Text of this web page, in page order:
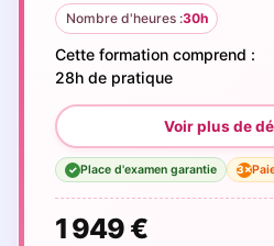
Nombre d'heures :30h
Cette formation comprend :
28h de pratique
✓ Place d'examen garantie 3×
1 949 €